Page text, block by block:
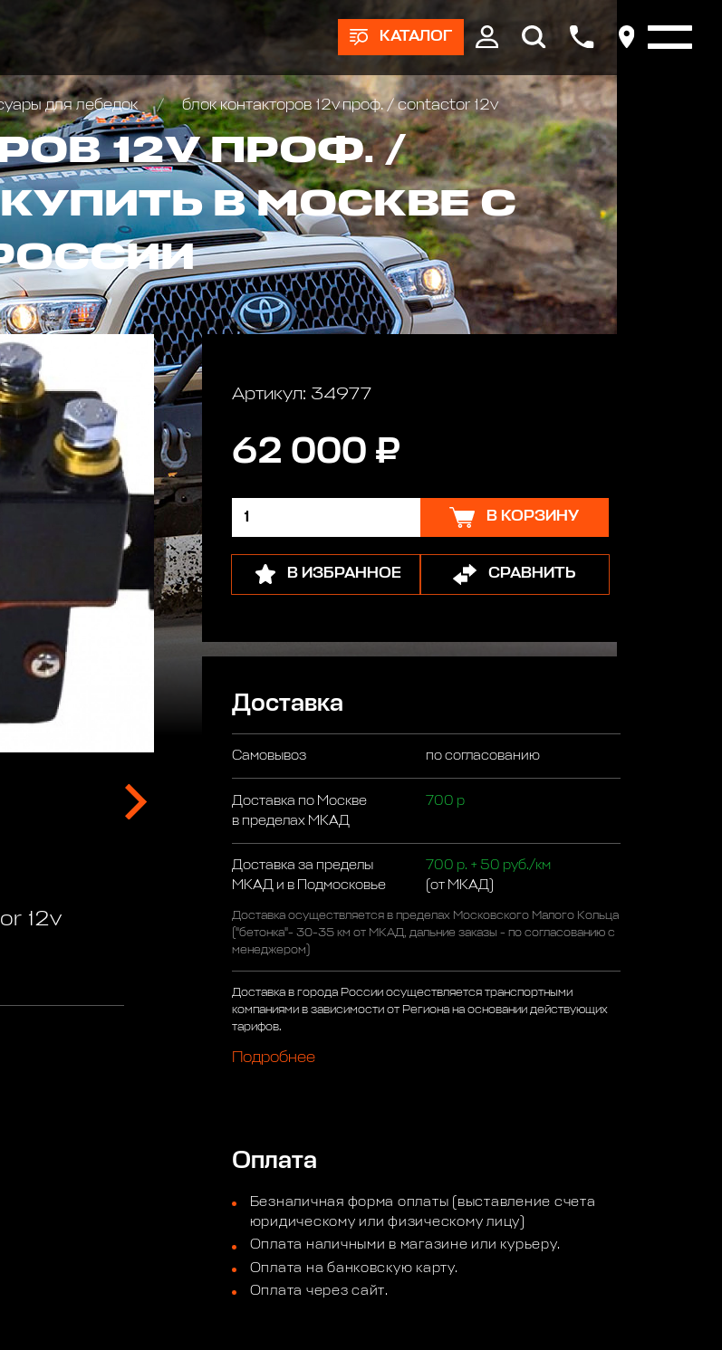
КАТАЛОГ
для лебедок блок контакторов 12v проф. / contactor 12v
12V ПРОФ. /
КУПИТЬ В МОСКВЕ С
12v
Артикул: 34977
62 000 ₽
В КОРЗИНУ
В ИЗБРАННОЕ СРАВНИТЬ
Доставка
Самовывоз по согласованию
Доставка по Москве
в пределах МКАД
700 р
Доставка за пределы
МКАД и в Подмосковье
700 р. + 50 руб./км
(от МКАД)
Доставка осуществляется в пределах Московского Малого Кольца
("бетонка"- 30-35 км от МКАД, дальние заказы - по согласованию с
менеджером)
Доставка в города России осуществляется транспортными
компаниями в зависимости от Региона на основании действующих
тарифов.
Подробнее
Оплата
Безналичная форма оплаты (выставление счета
юридическому или физическому лицу)
Оплата наличными в магазине или курьеру.
Оплата на банковскую карту.
Оплата через сайт.